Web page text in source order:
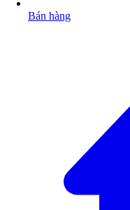
Bán hàng